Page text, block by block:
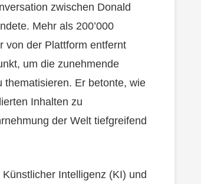
zwischen Donald
Mehr als 200’000
von der Plattform entfernt
um die zunehmende
thematisieren. Er betonte, wie
Inhalten zu
der Welt tiefgreifend
Intelligenz (KI) und